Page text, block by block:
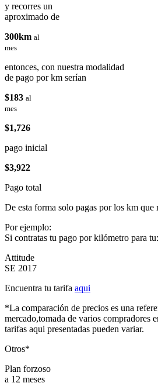
y recorres un
aproximado de
300km al
mes
entonces, con nuestra modalidad
de pago por km serían
$183 al
mes
$1,726
pago inicial
$3,922
Pago total
De esta forma solo pagas por los km que
Por ejemplo:
Si contratas tu pago por kilómetro para tu:
Attitude
SE 2017
Encuentra tu tarifa aqui
*La comparación de precios es una
mercado,tomada de varios compradores
tarifas aqui presentadas pueden variar.
Otros*
Plan forzoso
a 12 meses